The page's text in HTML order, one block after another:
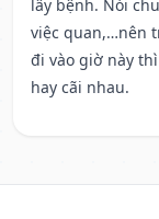
lây bệnh. Nói
việc quan,…nên
đi vào giờ này
hay cãi nhau.